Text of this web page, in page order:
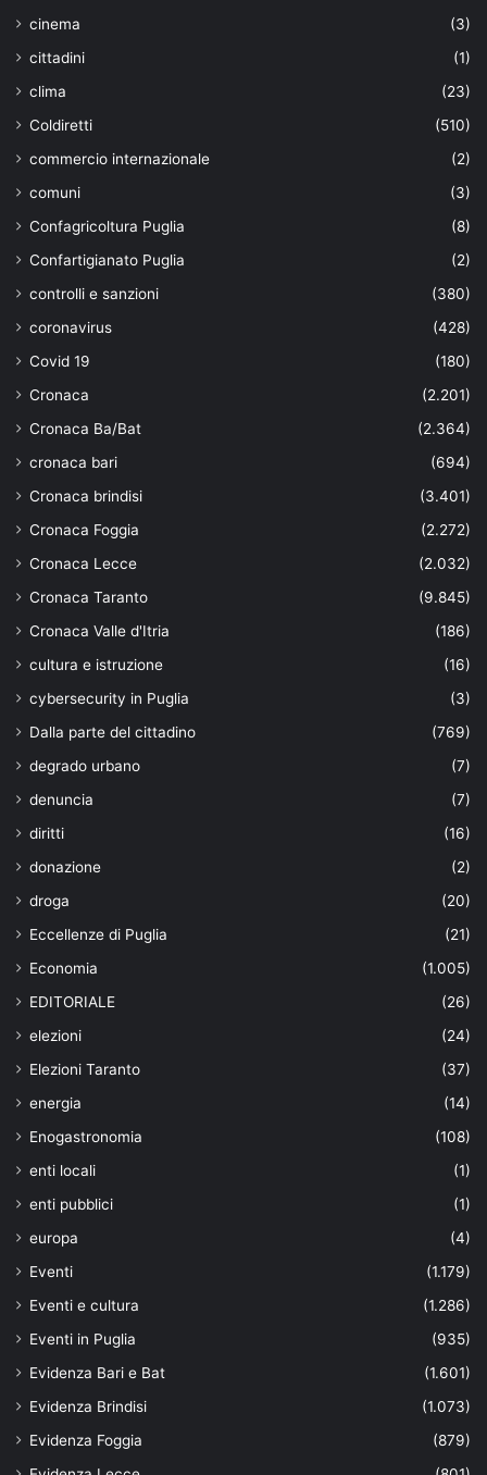
cinema
(3)
cittadini
(1)
clima
(23)
Coldiretti
(510)
commercio internazionale
(2)
comuni
(3)
Confagricoltura Puglia
(8)
Confartigianato Puglia
(2)
controlli e sanzioni
(380)
coronavirus
(428)
Covid 19
(180)
Cronaca
(2.201)
Cronaca Ba/Bat
(2.364)
cronaca bari
(694)
Cronaca brindisi
(3.401)
Cronaca Foggia
(2.272)
Cronaca Lecce
(2.032)
Cronaca Taranto
(9.845)
Cronaca Valle d'Itria
(186)
cultura e istruzione
(16)
cybersecurity in Puglia
(3)
Dalla parte del cittadino
(769)
degrado urbano
(7)
denuncia
(7)
diritti
(16)
donazione
(2)
droga
(20)
Eccellenze di Puglia
(21)
Economia
(1.005)
EDITORIALE
(26)
elezioni
(24)
Elezioni Taranto
(37)
energia
(14)
Enogastronomia
(108)
enti locali
(1)
enti pubblici
(1)
europa
(4)
Eventi
(1.179)
Eventi e cultura
(1.286)
Eventi in Puglia
(935)
Evidenza Bari e Bat
(1.601)
Evidenza Brindisi
(1.073)
Evidenza Foggia
(879)